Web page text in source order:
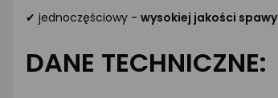
✔ jednoczęściowy - wysokiej jakości spawy
DANE TECHNICZNE: